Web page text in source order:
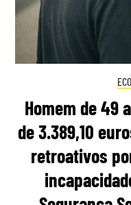
Homem de 49
de 3.389,10
retroativos